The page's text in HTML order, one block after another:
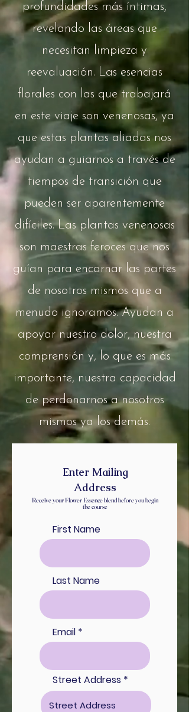
profundidades más íntimas,
revelando las áreas que
necesitan limpieza y
reevaluación. Las esencias
florales con las que trabajará
en este viaje son venenosas, ya
que estas plantas aliadas nos
ayudan a guiarnos a través de
tiempos de transición que
pueden ser aparentemente
difíciles. Las plantas venenosas
son maestras feroces que nos
guían para encarnar las partes
de nosotros mismos que a
menudo ignoramos. Ayudan a
apoyar nuestro dolor, nuestra
comprensión y, lo que es más
importante, nuestra capacidad
de perdonarnos a nosotros
mismos ya los demás.
Enter Mailing
Address
Receive your Flower Essence blend before you begin
the course
First Name
Last Name
Email
Street Address